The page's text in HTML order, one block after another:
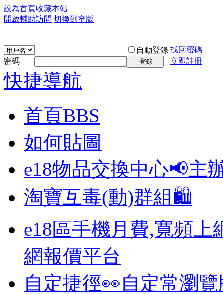
設為首頁收藏本站
開啟輔助訪問 切換到窄版
自動登錄 找回密碼
密碼
登錄 立即註冊
快捷導航
首頁BBS
如何貼圖
e18物品交換中心📢主
淘寶互毒(動)群組🛍️
e18區手機月費,寬頻上
網報價平台
自定捷徑👀自定常瀏